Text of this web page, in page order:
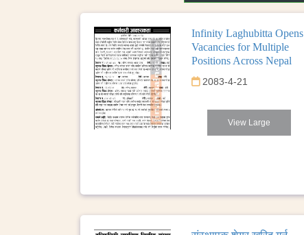
Infinity Laghubitta Opens
Vacancies for Multiple
Positions Across Nepal
2083-4-21
View Large